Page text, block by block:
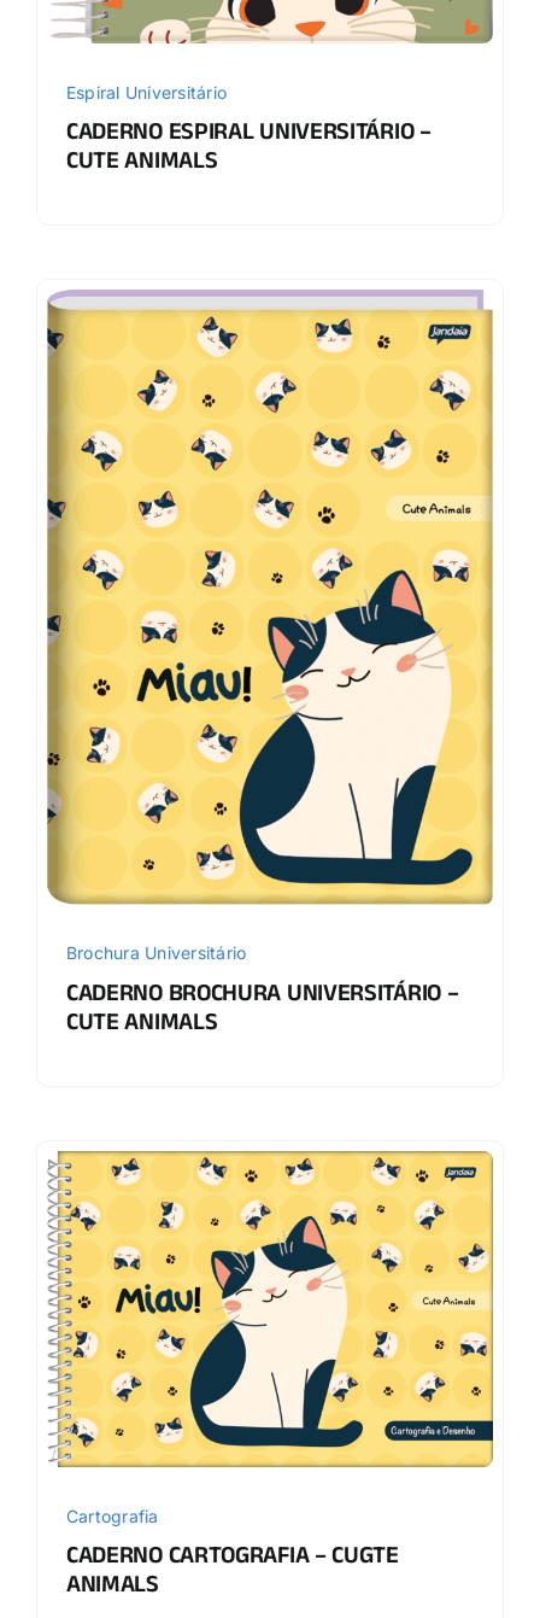
Espiral Universitário
CADERNO ESPIRAL UNIVERSITÁRIO –
CUTE ANIMALS
Brochura Universitário
CADERNO BROCHURA UNIVERSITÁRIO –
CUTE ANIMALS
Cartografia
CADERNO CARTOGRAFIA – CUGTE
ANIMALS